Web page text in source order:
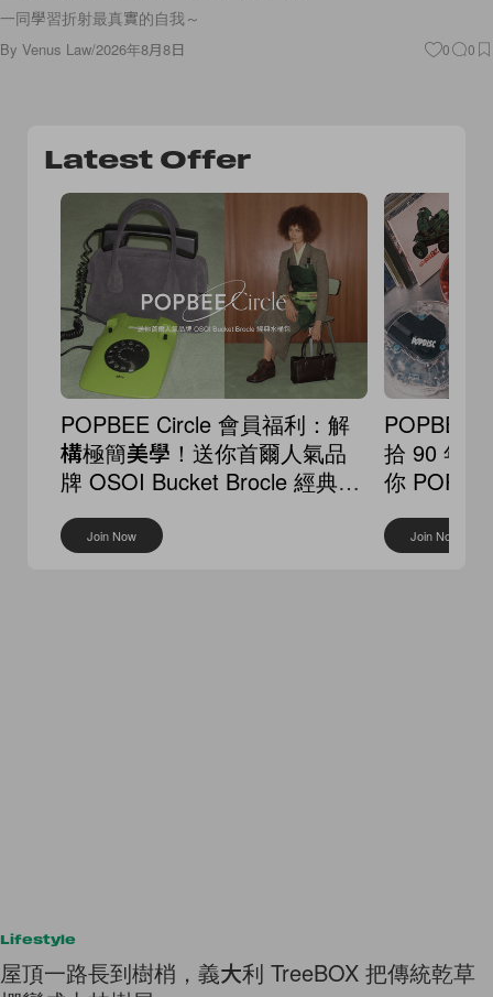
一同學習折射最真實的自我～
By Venus Law/2026年8月8日 0 0
Latest Offer
POPBEE Circle 會員福利：解
構極簡美學！送你首爾人氣品
牌 OSOI Bucket Brocle 經典水
Join Now
POPBEE
拾 90 年
你
Join Now
Lifestyle
屋頂一路長到樹梢，義大利 TreeBOX 把傳統乾草